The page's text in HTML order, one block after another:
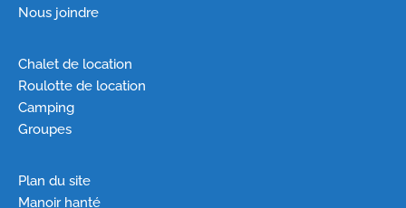
Nous joindre
Chalet de location
Roulotte de location
Camping
Groupes
Plan du site
Manoir hanté